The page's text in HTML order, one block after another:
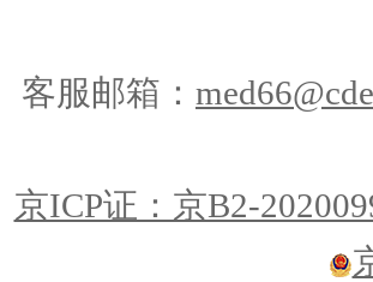
客服邮箱：
京ICP证：京B2-